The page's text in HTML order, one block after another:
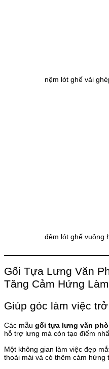
nệm lót ghế vải
đệm lót ghế vuông
Gối Tựa Lưng Văn
Tăng Cảm Hứng
Giúp góc làm việc
Các mẫu gối tựa lưng văn
hỗ trợ lưng mà còn tạo điểm
Một không gian làm việc đẹp
thoải mái và có thêm cảm hứng